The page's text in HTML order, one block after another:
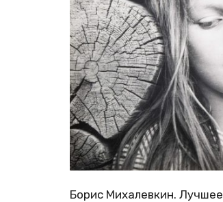
Борис Ми­ха­лев­кин. Луч­шее